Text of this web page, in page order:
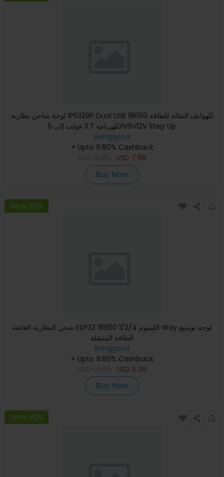
لوحة شاحن بطارية IP5328P Dual USB 18650 للهواتف النقالة للطاقة
الكهربائية 3.7 فولت إلى 5V9V12V Step Up
Banggood
+ Upto 9.80% Cashback
USD 7.99
Buy Now
Save 50%
شحن البطارية العائقة ESP32 18650 الليثيوم 1/2/4 Way لوحة توسيع
الطاقة المتنقلة
Banggood
+ Upto 9.80% Cashback
USD 6.99
Buy Now
Save 50%